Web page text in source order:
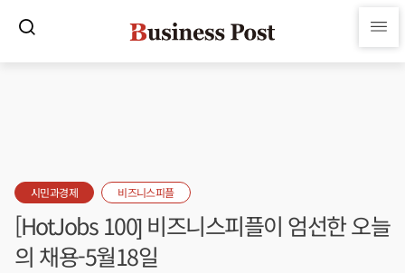
시민과경제 비즈니스피플
[HotJobs 100] 비즈니스피플이 엄선한 오늘
의 채용-5월18일